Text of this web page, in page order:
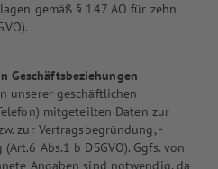
gemäß § 147 AO für zehn
Geschäftsbeziehungen
unserer geschäftlichen
mitgeteilten Daten zur
zur Vertragsbegründung, -
Abs.1 b DSGVO). Ggfs. von
Angaben sind notwendig, da